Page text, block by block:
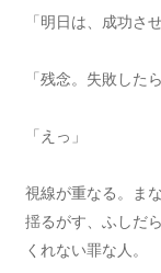
「明日は、成功さ
「残念。失敗した
「えっ」
視線が重なる。ま
揺るがす、ふしだ
くれない罪な人。